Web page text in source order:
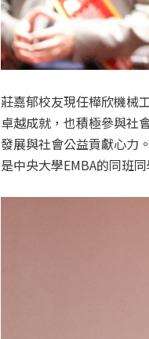
莊嘉郁校友現任樺欣機械
卓越成就，也積極參與社
發展與社會公益貢獻心力
是中央大學EMBA的同班